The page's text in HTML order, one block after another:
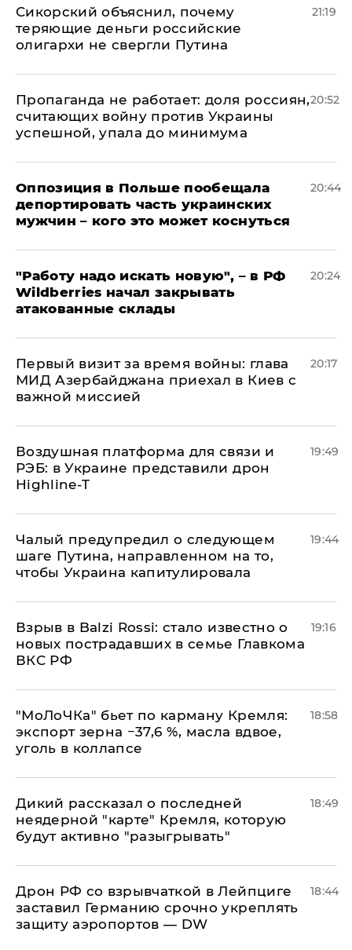
Сикорский объяснил, почему
теряющие деньги российские
олигархи не свергли Путина
21:19
​Пропаганда не работает: доля россиян,
считающих войну против Украины
успешной, упала до минимума
20:52
Оппозиция в Польше пообещала
депортировать часть украинских
мужчин – кого это может коснуться
20:44
"Работу надо искать новую", – в РФ
Wildberries начал закрывать
атакованные склады
20:24
Первый визит за время войны: глава
МИД Азербайджана приехал в Киев с
важной миссией
20:17
Воздушная платформа для связи и
РЭБ: в Украине представили дрон
Highline-T
19:49
Чалый предупредил о следующем
шаге Путина, направленном на то,
чтобы Украина капитулировала
19:44
Взрыв в Balzi Rossi: стало известно о
новых пострадавших в семье Главкома
ВКС РФ
19:16
​"МоЛоЧКа" бьет по карману Кремля:
экспорт зерна −37,6 %, масла вдвое,
уголь в коллапсе
18:58
Дикий рассказал о последней
неядерной "карте" Кремля, которую
будут активно "разыгрывать"
18:49
​Дрон РФ со взрывчаткой в Лейпциге
заставил Германию срочно укреплять
защиту аэропортов — DW
18:44